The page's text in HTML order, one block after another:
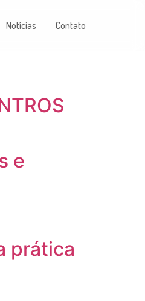
Notícias Contato
e
prática